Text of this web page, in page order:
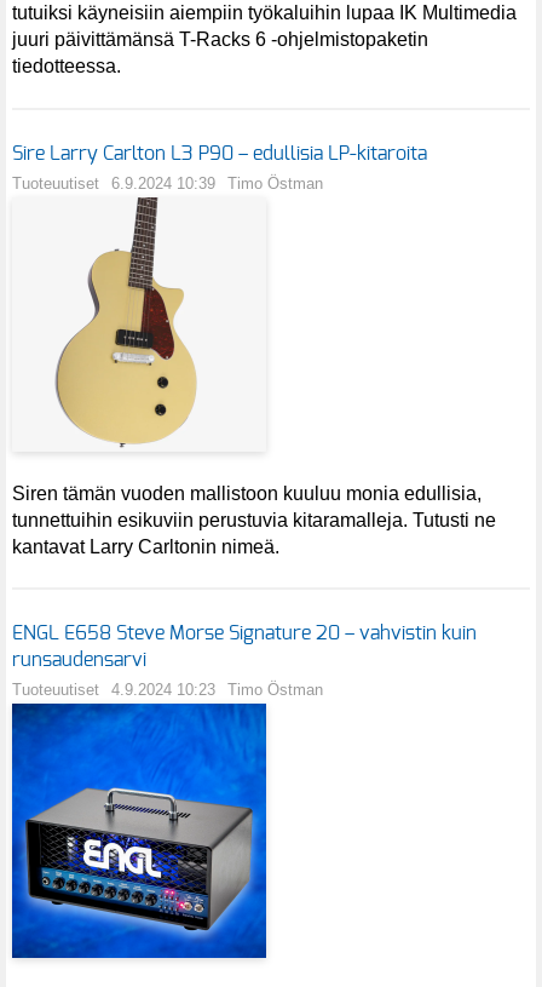
tutuiksi käyneisiin aiempiin työkaluihin lupaa IK Multimedia
juuri päivittämänsä T-Racks 6 -ohjelmistopaketin
tiedotteessa.
Sire Larry Carlton L3 P90 – edullisia LP-kitaroita
Tuoteuutiset 6.9.2024 10:39 Timo Östman
Siren tämän vuoden mallistoon kuuluu monia edullisia,
tunnettuihin esikuviin perustuvia kitaramalleja. Tutusti ne
kantavat Larry Carltonin nimeä.
ENGL E658 Steve Morse Signature 20 – vahvistin kuin
runsaudensarvi
Tuoteuutiset 4.9.2024 10:23 Timo Östman